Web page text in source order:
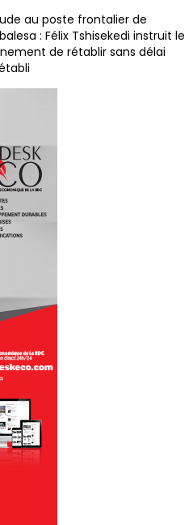
au poste frontalier de
: Félix Tshisekedi instruit le
de rétablir sans délai